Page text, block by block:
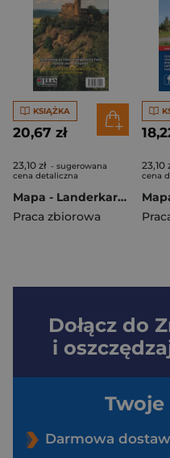
KSIĄŻKA
20,67 zł
23,10 zł - sugerowana
cena detaliczna
Mapa - Landerkarte Schlesien 1:320 000
Praca zbiorowa
23,10
cena
Dołącz do
i
Twoje
Darmowa